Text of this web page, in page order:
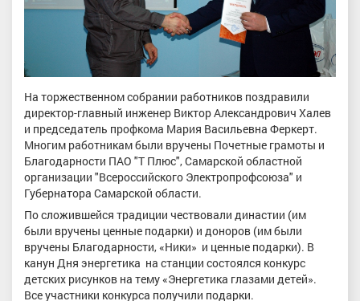
На торжественном собрании работников поздравили
директор-главный инженер Виктор Александрович Халев
и председатель профкома Мария Васильевна Феркерт.
Многим работникам были вручены Почетные грамоты и
Благодарности ПАО "Т Плюс", Самарской областной
организации "Всероссийского Электропрофсоюза" и
Губернатора Самарской области.
По сложившейся традиции чествовали династии (им
были вручены ценные подарки) и доноров (им были
вручены Благодарности, «Ники» и ценные подарки). В
канун Дня энергетика на станции состоялся конкурс
детских рисунков на тему «Энергетика глазами детей».
Все участники конкурса получили подарки.